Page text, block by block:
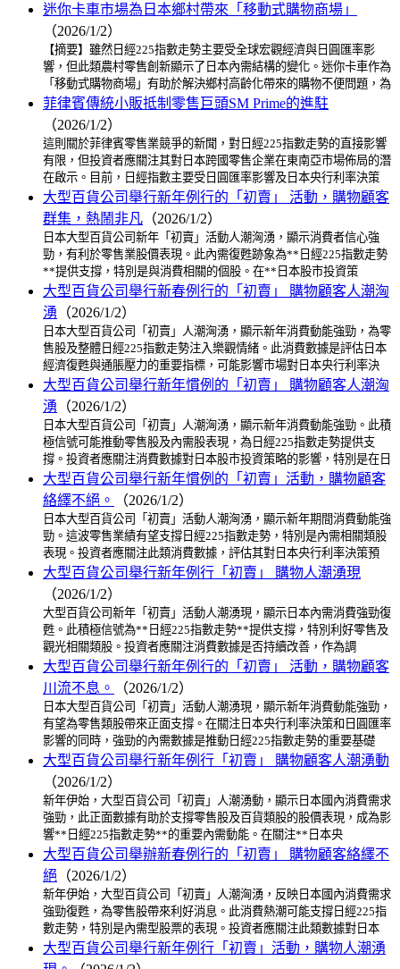
迷你卡車市場為日本鄉村帶來「移動式購物商場」
（2026/1/2）
【摘要】雖然日經225指數走勢主要受全球宏觀經濟與日圓匯率影
響，但此類農村零售創新顯示了日本內需結構的變化。迷你卡車作為
「移動式購物商場」有助於解決鄉村高齡化帶來的購物不便問題，為
菲律賓傳統小販抵制零售巨頭SM Prime的進駐
（2026/1/2）
這則關於菲律賓零售業競爭的新聞，對日經225指數走勢的直接影響
有限，但投資者應關注其對日本跨國零售企業在東南亞市場佈局的潛
在啟示。目前，日經指數主要受日圓匯率影響及日本央行利率決策
大型百貨公司舉行新年例行的「初賣」 活動，購物顧客
群集，熱鬧非凡 （2026/1/2）
日本大型百貨公司新年「初賣」活動人潮洶湧，顯示消費者信心強
勁，有利於零售業股價表現。此內需復甦跡象為**日經225指數走勢
**提供支撐，特別是與消費相關的個股。在**日本股市投資策
大型百貨公司舉行新春例行的「初賣」 購物顧客人潮洶
湧 （2026/1/2）
日本大型百貨公司「初賣」人潮洶湧，顯示新年消費動能強勁，為零
售股及整體日經225指數走勢注入樂觀情緒。此消費數據是評估日本
經濟復甦與通脹壓力的重要指標，可能影響市場對日本央行利率決
大型百貨公司舉行新年慣例的「初賣」 購物顧客人潮洶
湧 （2026/1/2）
日本大型百貨公司「初賣」人潮洶湧，顯示新年消費動能強勁。此積
極信號可能推動零售股及內需股表現，為日經225指數走勢提供支
撐。投資者應關注消費數據對日本股市投資策略的影響，特別是在日
大型百貨公司舉行新年慣例的「初賣」活動，購物顧客
絡繹不絕。
（2026/1/2）
日本大型百貨公司「初賣」活動人潮洶湧，顯示新年期間消費動能強
勁。這波零售業績有望支撐日經225指數走勢，特別是內需相關類股
表現。投資者應關注此類消費數據，評估其對日本央行利率決策預
大型百貨公司舉行新年例行「初賣」 購物人潮湧現
（2026/1/2）
大型百貨公司新年「初賣」活動人潮湧現，顯示日本內需消費強勁復
甦。此積極信號為**日經225指數走勢**提供支撐，特別利好零售及
觀光相關類股。投資者應關注消費數據是否持續改善，作為調
大型百貨公司舉行新年例行的「初賣」 活動，購物顧客
川流不息。
（2026/1/2）
日本大型百貨公司「初賣」活動人潮湧現，顯示新年消費動能強勁，
有望為零售類股帶來正面支撐。在關注日本央行利率決策和日圓匯率
影響的同時，強勁的內需數據是推動日經225指數走勢的重要基礎
大型百貨公司舉行新年例行「初賣」 購物顧客人潮湧動
（2026/1/2）
新年伊始，大型百貨公司「初賣」人潮湧動，顯示日本國內消費需求
強勁，此正面數據有助於支撐零售股及百貨類股的股價表現，成為影
響**日經225指數走勢**的重要內需動能。在關注**日本央
大型百貨公司舉辦新春例行的「初賣」 購物顧客絡繹不
絕 （2026/1/2）
新年伊始，大型百貨公司「初賣」人潮洶湧，反映日本國內消費需求
強勁復甦，為零售股帶來利好消息。此消費熱潮可能支撐日經225指
數走勢，特別是內需型股票的表現。投資者應關注此類數據對日本
大型百貨公司舉行新年例行「初賣」活動，購物人潮湧